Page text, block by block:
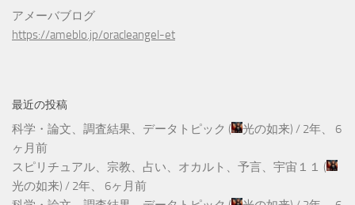
アメーバブログ
https://ameblo.jp/oracleangel-et
最近の投稿
科学・論文、調査結果、データトピック ( 光の如来) / 2年、 6
ヶ月前
スピリチュアル、宗教、占い、オカルト、予言、宇宙１１ (
光の如来) / 2年、 6ヶ月前